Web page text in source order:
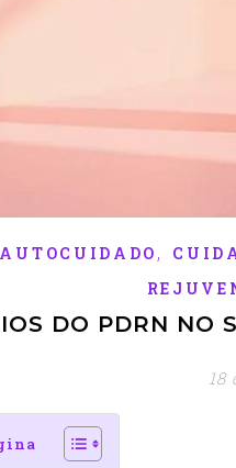
AUTOCUIDADO ,
DO PDRN NO
18